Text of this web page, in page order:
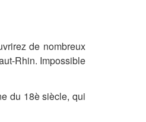
de nombreux
Rhin. Impossible
du 18è siècle, qui